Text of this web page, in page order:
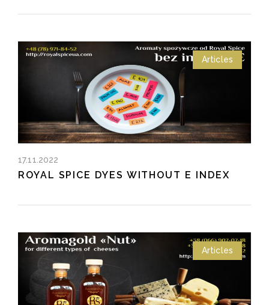
Articles
17.11.2022
ROYAL SPICE DYES WITHOUT E INDEX
Articles